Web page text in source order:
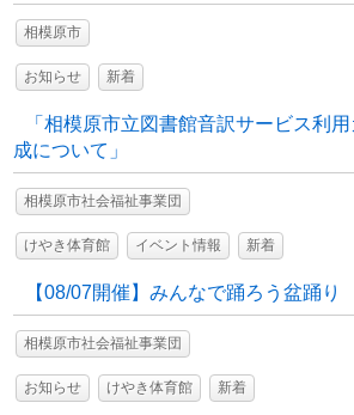
相模原市
お知らせ 新着
「相模原市立図書館音訳サービス利
成について」
相模原市社会福祉事業団
けやき体育館 イベント情報 新着
【08/07開催】みんなで踊ろう盆踊り
相模原市社会福祉事業団
お知らせ けやき体育館 新着